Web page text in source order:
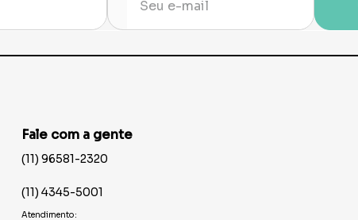
Fale com a gente
(11) 96581-2320
(11) 4345-5001
Atendimento: